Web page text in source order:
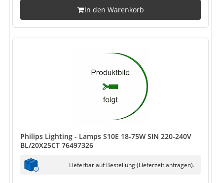
In den Warenkorb
Philips Lighting - Lamps S10E 18-75W SIN 220-240V
BL/20X25CT 76497326
Lieferbar auf Bestellung (Lieferzeit anfragen).